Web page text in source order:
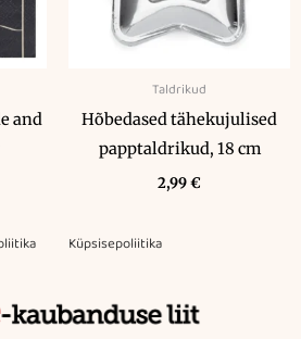
and
Taldrikud
Hõbedased tähekujulised
papptaldrikud, 18 cm
2,99€
Küpsisepoliitika